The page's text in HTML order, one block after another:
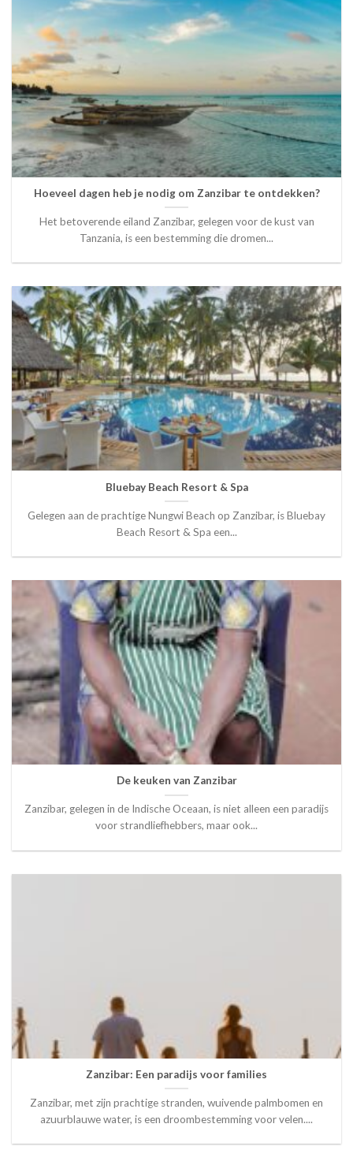
Hoeveel dagen heb je nodig om Zanzibar te ontdekken?
Het betoverende eiland Zanzibar, gelegen voor de kust van
Tanzania, is een bestemming die dromen...
Bluebay Beach Resort & Spa
Gelegen aan de prachtige Nungwi Beach op Zanzibar, is Bluebay
Beach Resort & Spa een...
De keuken van Zanzibar
Zanzibar, gelegen in de Indische Oceaan, is niet alleen een paradijs
voor strandliefhebbers, maar ook...
Zanzibar: Een paradijs voor families
Zanzibar, met zijn prachtige stranden, wuivende palmbomen en
azuurblauwe water, is een droombestemming voor velen....